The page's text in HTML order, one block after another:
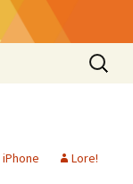
Ricerca
per:
iPhone Lore!